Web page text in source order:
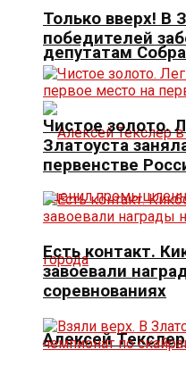
депутатам
Алексей
Только вверх! В
победителей
Чистое золото.
Златоуста
первенстве
Есть контакт.
завоевали
соревнованиях